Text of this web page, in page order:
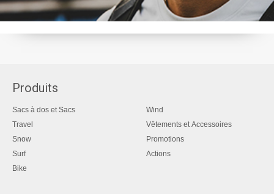
Produits
Sacs à dos et Sacs
Travel
Snow
Surf
Bike
Wind
Vêtements et Accessoires
Promotions
Actions